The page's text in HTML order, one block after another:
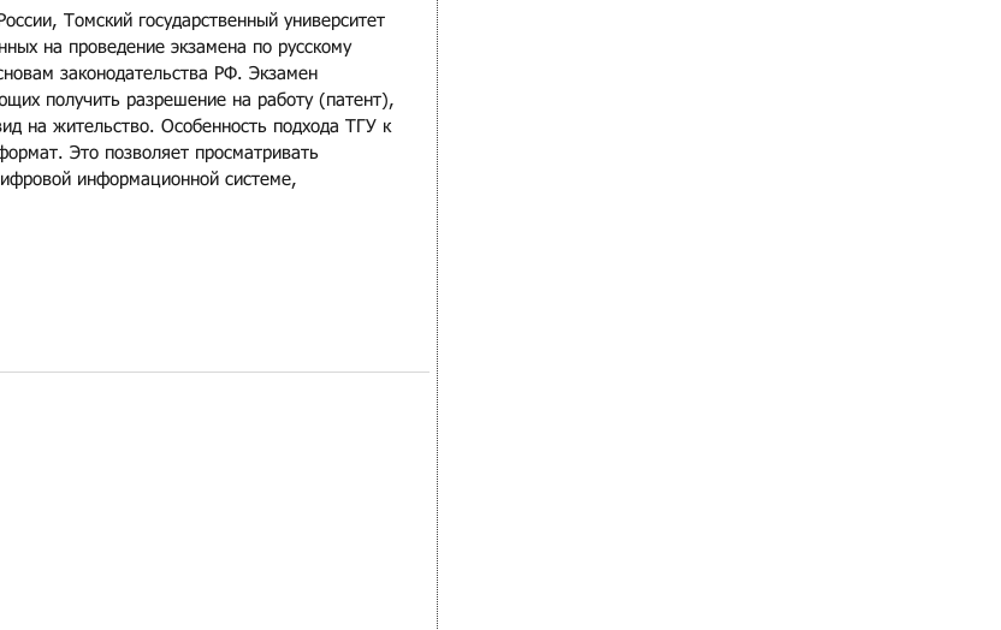
Томский государственный университет
на проведение экзамена по русскому
законодательства РФ. Экзамен
получить разрешение на работу (патент),
на жительство. Особенность подхода ТГУ к
Это позволяет просматривать
информационной системе,